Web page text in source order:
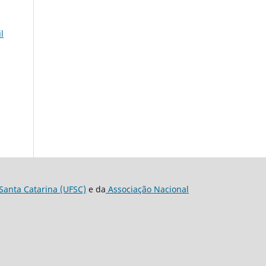
Catarina (UFSC) e da Associação Nacional